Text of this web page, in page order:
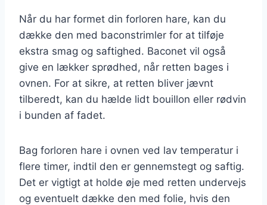
Når du har formet din forloren hare, kan du
dække den med baconstrimler for at tilføje
ekstra smag og saftighed. Baconet vil også
give en lækker sprødhed, når retten bages i
ovnen. For at sikre, at retten bliver jævnt
tilberedt, kan du hælde lidt bouillon eller rødvin
i bunden af fadet.
Bag forloren hare i ovnen ved lav temperatur i
flere timer, indtil den er gennemstegt og saftig.
Det er vigtigt at holde øje med retten undervejs
og eventuelt dække den med folie, hvis den